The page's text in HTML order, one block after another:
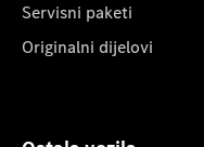
Servisni paketi
Originalni dijelovi